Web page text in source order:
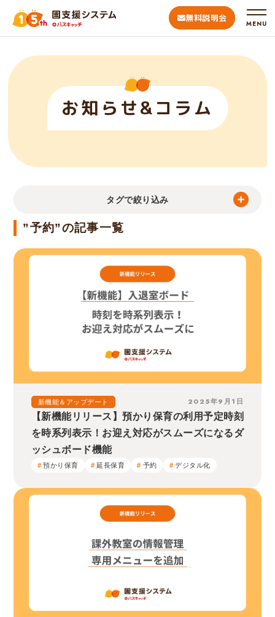
無料説明会
MENU
お知らせ&コラム
タグで絞り込み
”予約”の記事一覧
新機能＆アップデート 2025年9月1日
【新機能リリース】預かり保育の利用予定時刻
を時系列表示！お迎え対応がスムーズになるダ
ッシュボード機能
預かり保育 延長保育 予約 デジタル化